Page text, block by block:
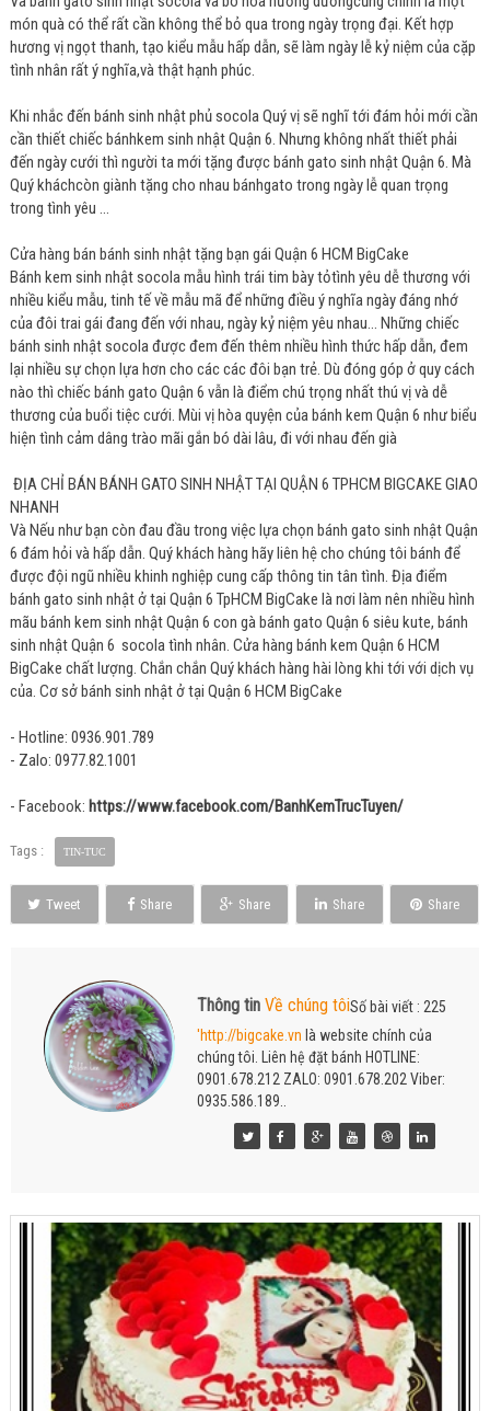
món quà có thể rất cần không thể bỏ qua trong ngày trọng đại. Kết hợp
hương vị ngọt thanh, tạo kiểu mẫu hấp dẫn, sẽ làm ngày lễ kỷ niệm của cặp
tình nhân rất ý nghĩa,và thật hạnh phúc.
Khi nhắc đến bánh sinh nhật phủ socola Quý vị sẽ nghĩ tới đám hỏi mới cần
cần thiết chiếc bánhkem sinh nhật Quận 6. Nhưng không nhất thiết phải
đến ngày cưới thì người ta mới tặng được bánh gato sinh nhật Quận 6. Mà
Quý kháchcòn giành tặng cho nhau bánhgato trong ngày lễ quan trọng
trong tình yêu …
Cửa hàng bán bánh sinh nhật tặng bạn gái Quận 6 HCM BigCake
Bánh kem sinh nhật socola mẫu hình trái tim bày tỏtình yêu dễ thương với
nhiều kiểu mẫu, tinh tế về mẫu mã để những điều ý nghĩa ngày đáng nhớ
của đôi trai gái đang đến với nhau, ngày kỷ niệm yêu nhau… Những chiếc
bánh sinh nhật socola được đem đến thêm nhiều hình thức hấp dẫn, đem
lại nhiều sự chọn lựa hơn cho các các đôi bạn trẻ. Dù đóng góp ở quy cách
nào thì chiếc bánh gato Quận 6 vẫn là điểm chú trọng nhất thú vị và dễ
thương của buổi tiệc cưới. Mùi vị hòa quyện của bánh kem Quận 6 như biểu
hiện tình cảm dâng trào mãi gắn bó dài lâu, đi với nhau đến già
ĐỊA CHỈ BÁN BÁNH GATO SINH NHẬT TẠI QUẬN 6 TPHCM BIGCAKE GIAO
NHANH
Và Nếu như bạn còn đau đầu trong việc lựa chọn bánh gato sinh nhật Quận
6 đám hỏi và hấp dẫn. Quý khách hàng hãy liên hệ cho chúng tôi bánh để
được đội ngũ nhiều khinh nghiệp cung cấp thông tin tân tình. Địa điểm
bánh gato sinh nhật ở tại Quận 6 TpHCM BigCake là nơi làm nên nhiều hình
mãu bánh kem sinh nhật Quận 6 con gà bánh gato Quận 6 siêu kute, bánh
sinh nhật Quận 6 socola tình nhân. Cửa hàng bánh kem Quận 6 HCM
BigCake chất lượng. Chắn chắn Quý khách hàng hài lòng khi tới với dịch vụ
của. Cơ sở bánh sinh nhật ở tại Quận 6 HCM BigCake
- Hotline: 0936.901.789
- Zalo: 0977.82.1001
- Facebook: https://www.facebook.com/BanhKemTrucTuyen/
Tags : TIN-TUC
Tweet Share Share Share Share
Thông tin Về chúng tôiSố bài viết : 225
'http://bigcake.vn là website chính của
chúng tôi. Liên hệ đặt bánh HOTLINE:
0901.678.212 ZALO: 0901.678.202 Viber:
0935.586.189..